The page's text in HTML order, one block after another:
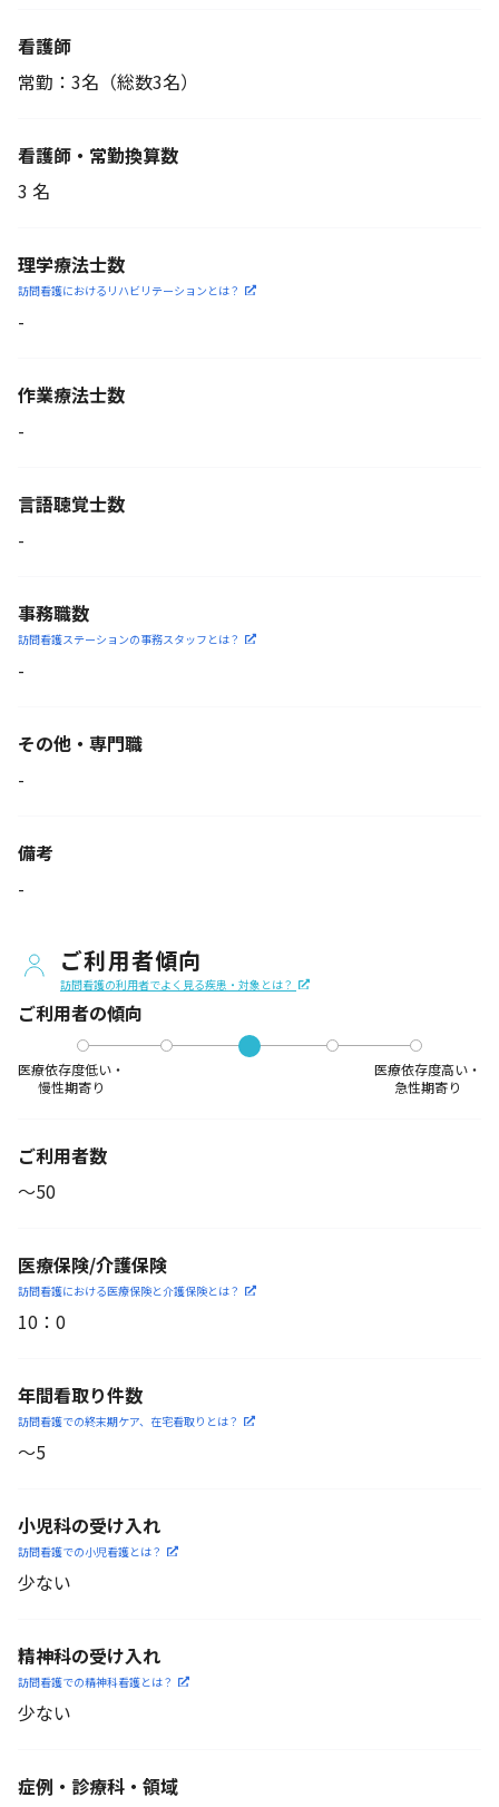
看護師
常勤：3名 （総数3名）
看護師・常勤換算数
3 名
理学療法士数
訪問看護におけるリハビリ テーションとは？
-
作業療法士数
-
言語聴覚士数
-
事務職数
訪問看護ステーションの事務スタッフとは？
-
その他・専門職
-
備考
-
ご利用者傾向
訪問看護の利用者でよく見る疾患・対象とは？
ご利用者の傾向
医療依存度低い・
慢性期寄り
医療依存度高い・
急性期寄り
ご利用者数
〜50
医療保険/介護保険
訪問看護における医療保険と介護保険とは？
10 ： 0
年間看取り件数
訪問看護での終末期ケア、 在宅看取りとは？
〜5
小児科の受け入れ
訪問看護での小児看護とは？
少ない
精神科の受け入れ
訪問看護での精神科看護とは？
少ない
症例・診療科・ 領域